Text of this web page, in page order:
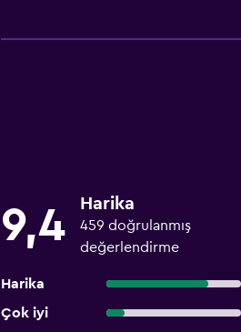
9,4 Harika
459 doğrulanmış
değerlendirme
Harika
Çok iyi